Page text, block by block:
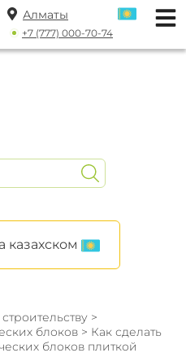
Алматы
+7 (777) 000-70-74
казахском
>
блоков > Как сделать
блоков плиткой